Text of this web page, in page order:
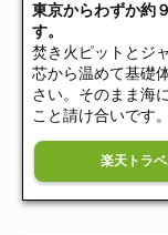
東京からわずか約
す。
焚き火ピットとジ
芯から温めて基礎
さい。そのまま海
こと請け合いです。
楽天トラ